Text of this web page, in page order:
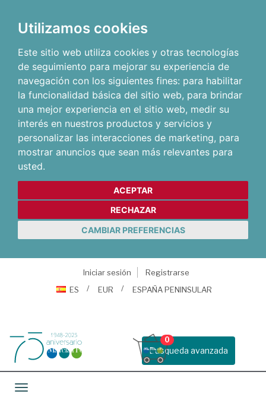
Utilizamos cookies
Este sitio web utiliza cookies y otras tecnologías
de seguimiento para mejorar su experiencia de
navegación con los siguientes fines: para habilitar
la funcionalidad básica del sitio web, para brindar
una mejor experiencia en el sitio web, medir su
interés en nuestros productos y servicios y
personalizar las interacciones de marketing, para
mostrar anuncios que sean más relevantes para
usted.
ACEPTAR
RECHAZAR
CAMBIAR PREFERENCIAS
Iniciar sesión
Registrarse
ES
EUR ESPAÑA PENINSULAR
Busqueda avanzada
0
Toggle navigation